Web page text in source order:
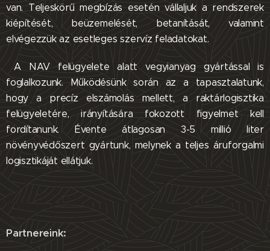
van. Teljeskörű megbízás esetén vállaljuk a rendszerek
kiépítését, beüzemelését, betanítását, valamint
elvégezzük az esetleges szervíz feladatokat.
A NAV felügyelete alatt vegyianyag gyártással is
foglalkozunk. Működésünk során az a tapasztalatunk,
hogy a precíz elszámolás mellett, a raktárlogisztika
felügyeletére, irányítására fokozott figyelmet kell
fordítanunk. Évente átlagosan 3-5 millió liter
növényvédőszert gyártunk, melynek a teljes áruforgalmi
logisztikáját ellátjuk.
Partnereink: